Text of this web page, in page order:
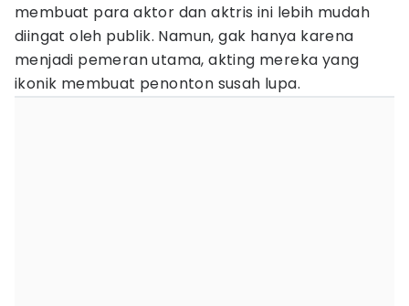
membuat para aktor dan aktris ini lebih mudah
diingat oleh publik. Namun, gak hanya karena
menjadi pemeran utama, akting mereka yang
ikonik membuat penonton susah lupa.